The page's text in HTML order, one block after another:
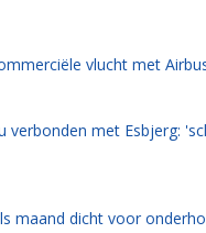
vlucht met
verbonden met Esbjerg:
maand dicht voor